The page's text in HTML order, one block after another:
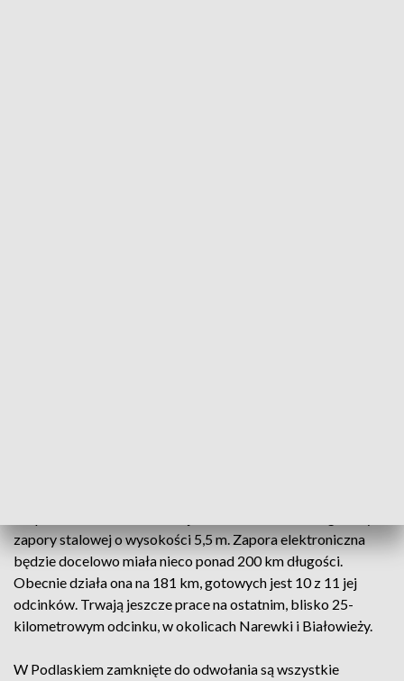
zapory stalowej o wysokości 5,5 m. Zapora elektroniczna
będzie docelowo miała nieco ponad 200 km długości.
Obecnie działa ona na 181 km, gotowych jest 10 z 11 jej
odcinków. Trwają jeszcze prace na ostatnim, blisko 25-
kilometrowym odcinku, w okolicach Narewki i Białowieży.
W Podlaskiem zamknięte do odwołania są wszystkie